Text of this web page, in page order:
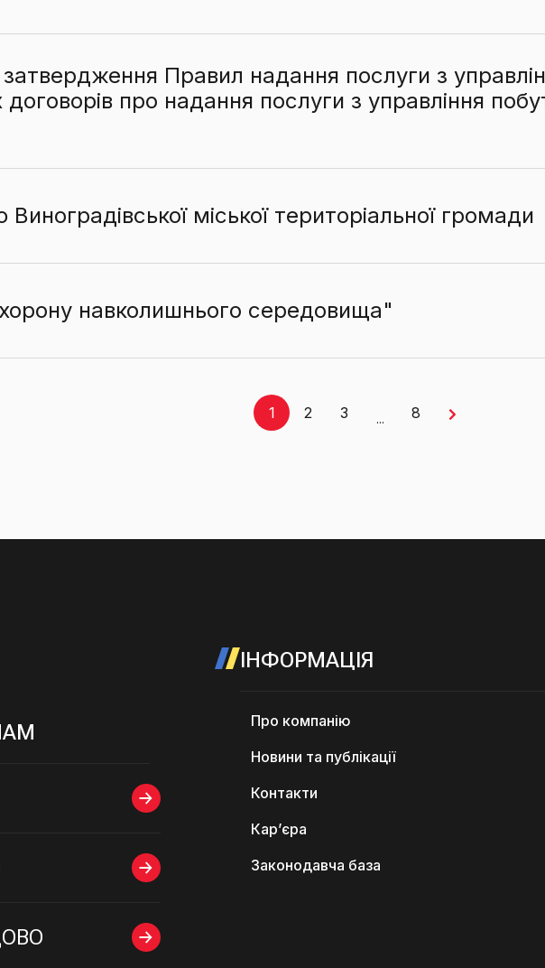
Правил надання послуги з
про надання послуги з управління
міської територіальної громади
навколишнього середовища"
1 2 3 ... 8
ІНФОРМАЦІЯ
Про компанію
Новини та публікації
Контакти
Кар’єра
Законодавча база